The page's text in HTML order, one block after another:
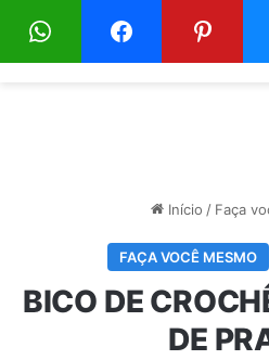
Menu
Início / Faça
FAÇA VOCÊ MESMO
BICO DE
DE